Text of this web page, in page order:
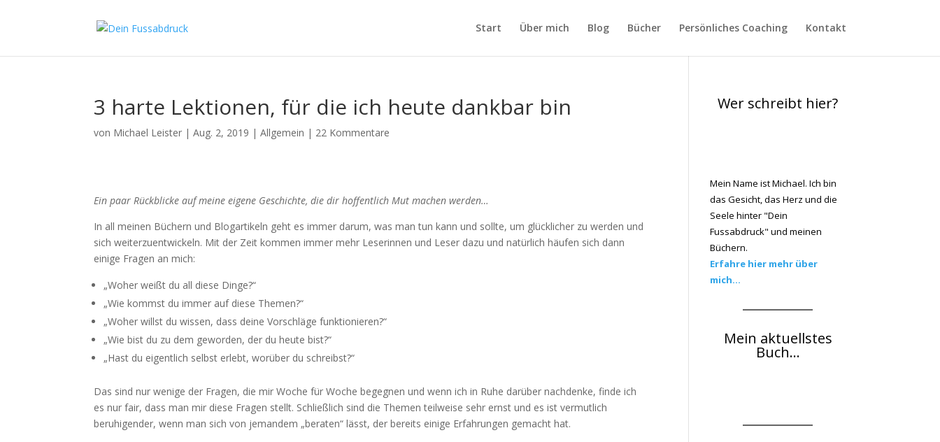
Start Über mich Blog Bücher Persönliches Coaching Kontakt
3 harte Lektionen, für die ich heute dankbar bin
von Michael Leister |Aug. 2, 2019 |Allgemein | 22 Kommentare
Ein paar Rückblicke auf meine eigene Geschichte, die dir hoffentlich Mut machen werden…
In all meinen Büchern und Blogartikeln geht es immer darum, was man tun kann und sollte, um glücklicher zu werden und
sich weiterzuentwickeln. Mit der Zeit kommen immer mehr Leserinnen und Leser dazu und natürlich häufen sich dann
einige Fragen an mich:
„Woher weißt du all diese Dinge?“
„Wie kommst du immer auf diese Themen?“
„Woher willst du wissen, dass deine Vorschläge funktionieren?“
„Wie bist du zu dem geworden, der du heute bist?“
„Hast du eigentlich selbst erlebt, worüber du schreibst?“
Das sind nur wenige der Fragen, die mir Woche für Woche begegnen und wenn ich in Ruhe darüber nachdenke, finde ich
es nur fair, dass man mir diese Fragen stellt. Schließlich sind die Themen teilweise sehr ernst und es ist vermutlich
beruhigender, wenn man sich von jemandem „beraten“ lässt, der bereits einige Erfahrungen gemacht hat.
Wer schreibt hier?
Mein Name ist Michael. Ich bin
das Gesicht, das Herz und die
Seele hinter "Dein
Fussabdruck" und meinen
Büchern.
Erfahre hier mehr über
mich...
Mein aktuellstes
Buch...